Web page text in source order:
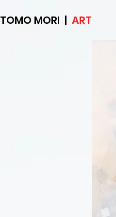
TOMO MORI | ART